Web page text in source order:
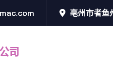
亳州市者